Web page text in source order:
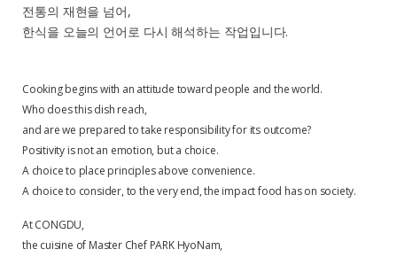
전통의 재현을 넘어,
한식을 오늘의 언어로 다시 해석하는 작업입니다.
Cooking begins with an attitude toward people and the world.
Who does this dish reach,
and are we prepared to take responsibility for its outcome?
Positivity is not an emotion, but a choice.
A choice to place principles above convenience.
A choice to consider, to the very end, the impact food has on society.
At CONGDU,
the cuisine of Master Chef PARK HyoNam,